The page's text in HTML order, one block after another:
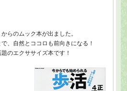
らのムック本が出ました。
、自然とココロも前向きになる！
のエクササイズ本です！